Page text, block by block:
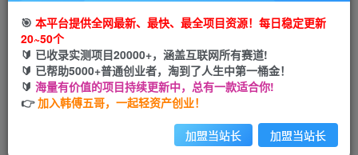
您暂无购买权限，请先开通会员
开通会员
每天20分钟，轻松零撸50元礼品
🎯 本平台提供全网最新、最快、最全项目资源！每日稳定更新
20~50个
🔰 已收录实测项目20000+，涵盖互联网所有赛道!
🔰 已帮助5000+普通创业者，淘到了人生中第一桶金！
🔰 海量有价值的项目持续更新中，总有一款适合你!
👉加入韩傅五哥，一起轻资产创业！
加盟当站长 加盟当站长